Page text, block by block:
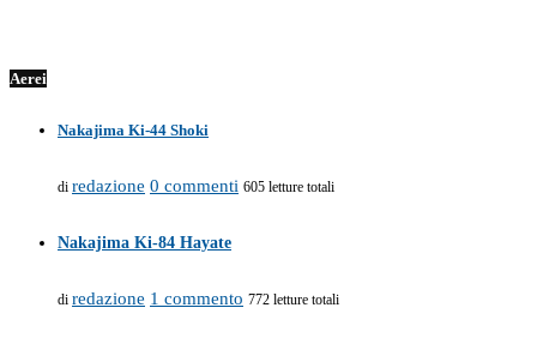
Aerei
Nakajima Ki-44 Shoki
di redazione 0 commenti 605 letture totali
Nakajima Ki-84 Hayate
di redazione 1 commento 772 letture totali